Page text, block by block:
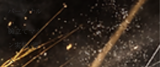
パーソナル
腕立てマシ
ン実績/導
入